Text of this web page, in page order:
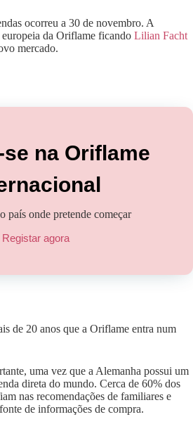
ocorreu a 30 de novembro. A
da Oriflame ficando Lilian Facht
mercado.
na Oriflame
país onde pretende começar
Registar agora
de 20 anos que a Oriflame entra num
uma vez que a Alemanha possui um
direta do mundo. Cerca de 60% dos
nas recomendações de familiares e
de informações de compra.